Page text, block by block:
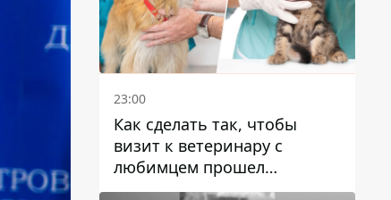
23:00
Как сделать так, чтобы
визит к ветеринару с
любимцем прошел
спокойно: простые советы